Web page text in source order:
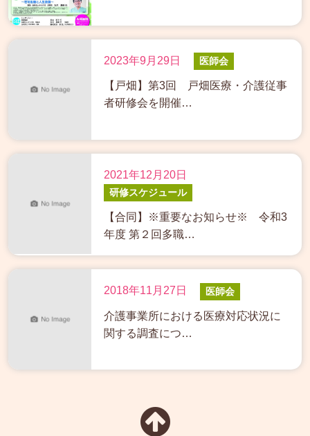
2023年9月29日 医師会
【戸畑】第3回 戸畑医療・介護従事
者研修会を開催…
2021年12月20日
研修スケジュール
【合同】※重要なお知らせ※ 令和3
年度 第２回多職…
2018年11月27日 医師会
介護事業所における医療対応状況に
関する調査につ…